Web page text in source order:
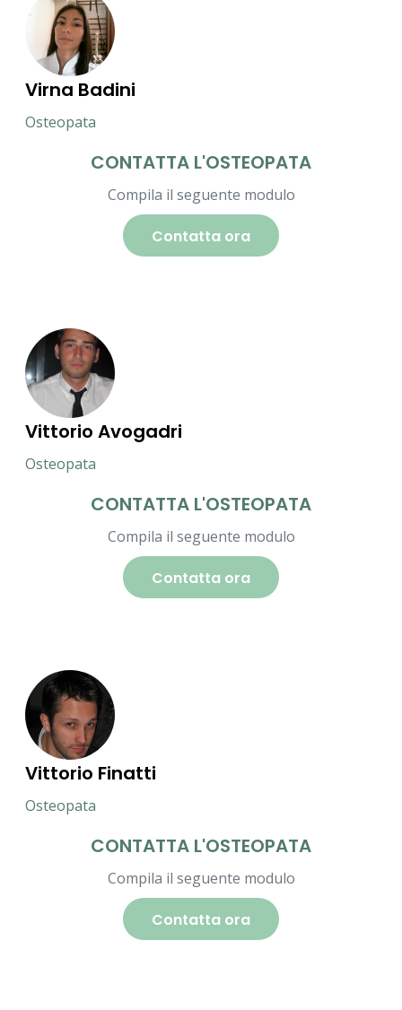
Virna Badini
Osteopata
CONTATTA L'OSTEOPATA
Compila il seguente modulo
Contatta ora
Vittorio Avogadri
Osteopata
CONTATTA L'OSTEOPATA
Compila il seguente modulo
Contatta ora
Vittorio Finatti
Osteopata
CONTATTA L'OSTEOPATA
Compila il seguente modulo
Contatta ora